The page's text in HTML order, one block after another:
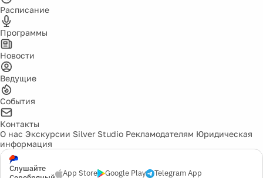
Расписание
Программы
Новости
Ведущие
События
Контакты
О нас Экскурсии Silver Studio Рекламодателям Юридическая
информация
Слушайте
App Store Google Play Telegram App